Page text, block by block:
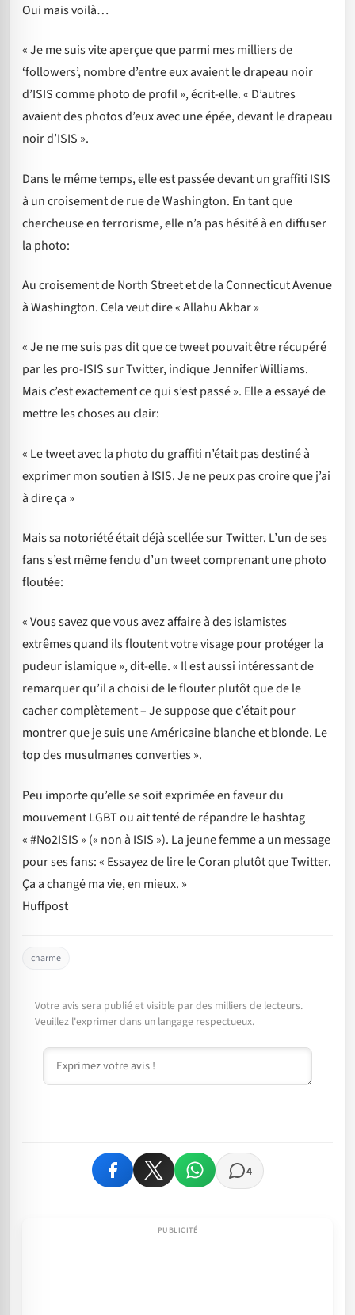
Oui mais voilà…
« Je me suis vite aperçue que parmi mes milliers de
‘followers’, nombre d’entre eux avaient le drapeau noir
d’ISIS comme photo de profil », écrit-elle. « D’autres
avaient des photos d’eux avec une épée, devant le drapeau
noir d’ISIS ».
Dans le même temps, elle est passée devant un graffiti ISIS
à un croisement de rue de Washington. En tant que
chercheuse en terrorisme, elle n’a pas hésité à en diffuser
la photo:
Au croisement de North Street et de la Connecticut Avenue
à Washington. Cela veut dire « Allahu Akbar »
« Je ne me suis pas dit que ce tweet pouvait être récupéré
par les pro-ISIS sur Twitter, indique Jennifer Williams.
Mais c’est exactement ce qui s’est passé ». Elle a essayé de
mettre les choses au clair:
« Le tweet avec la photo du graffiti n’était pas destiné à
exprimer mon soutien à ISIS. Je ne peux pas croire que j’ai
à dire ça »
Mais sa notoriété était déjà scellée sur Twitter. L’un de ses
fans s’est même fendu d’un tweet comprenant une photo
floutée:
« Vous savez que vous avez affaire à des islamistes
extrêmes quand ils floutent votre visage pour protéger la
pudeur islamique », dit-elle. « Il est aussi intéressant de
remarquer qu’il a choisi de le flouter plutôt que de le
cacher complètement – Je suppose que c’était pour
montrer que je suis une Américaine blanche et blonde. Le
top des musulmanes converties ».
Peu importe qu’elle se soit exprimée en faveur du
mouvement LGBT ou ait tenté de répandre le hashtag
« #No2ISIS » (« non à ISIS »). La jeune femme a un message
pour ses fans: « Essayez de lire le Coran plutôt que Twitter.
Ça a changé ma vie, en mieux. »
Huffpost
charme
Votre avis sera publié et visible par des milliers de lecteurs.
Veuillez l'exprimer dans un langage respectueux.
Commentaire
4